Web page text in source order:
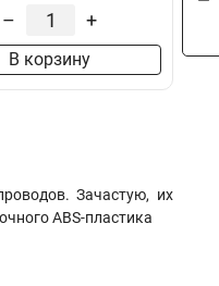
– +
В корзину
Зачастую, их
ABS-пластика